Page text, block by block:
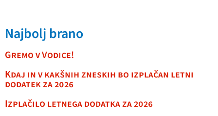
Najbolj brano
Gremo v Vodice!
Kdaj in v kakšnih zneskih bo izplačan letni
dodatek za 2026
Izplačilo letnega dodatka za 2026